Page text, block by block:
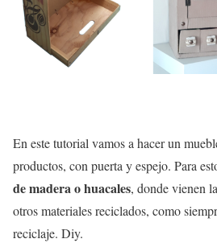
En este tutorial vamos a hacer un
productos, con puerta y espejo. Para
de madera o huacales, donde vienen
otros materiales reciclados, como
reciclaje. Diy.